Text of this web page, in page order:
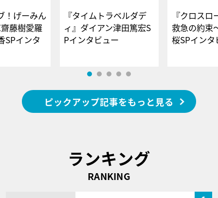
！げーみん
藤樹愛羅
SPインタ
『タイムトラベルダデ
ィ』ダイアン津田篤宏S
Pインタビュー
『クロス
救急の約束
桜SPイ
ピックアップ記事をもっと見る
ランキング
RANKING